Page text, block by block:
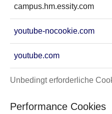
Unbedingt erforderliche
campus.hm.essity.com
youtube-nocookie.com
youtube.com
Performance Cookies